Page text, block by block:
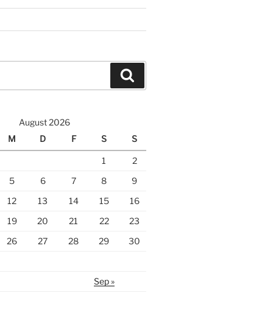
August 2026
M D F S S
1
2
5 6 7 8
9
12 13 14 15
16
19 20 21 22
23
26 27 28 29
30
Sep »